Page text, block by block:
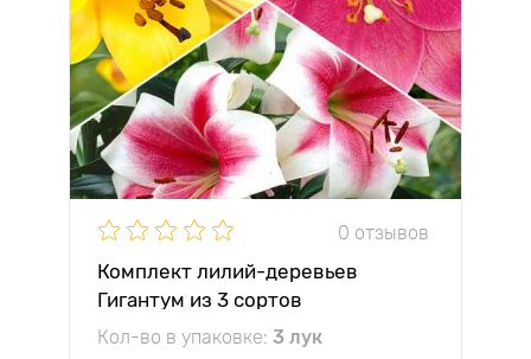
0 отзывов
Комплект лилий-деревьев
Гигантум из 3 сортов
Кол-во в упаковке: 3 лук